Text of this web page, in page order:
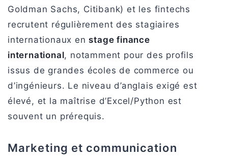
Goldman Sachs, Citibank) et les fintechs
recrutent régulièrement des stagiaires
internationaux enstage finance
international, notamment pour des profils
issus de grandes écoles de commerce ou
d’ingénieurs. Le niveau d’anglais exigé est
élevé, et la maîtrise d’Excel/Python est
souvent un prérequis.
Marketing et communication